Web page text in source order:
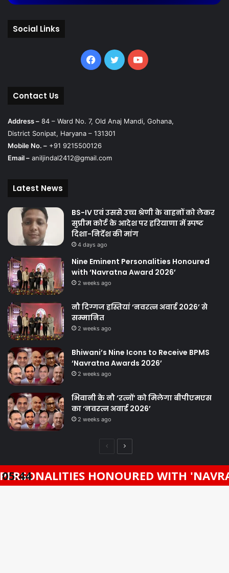
Social Links
Facebook
TwitterYouTube
Contact Us
Address – 84 – Ward No. 7, Old Anaj Mandi, Gohana,
District Sonipat, Haryana – 131301
Mobile No. – +91 9215500126
Email – aniljindal2412@gmail.com
Latest News
BS-IV एवं उससे उच्च श्रेणी के वाहनों को लेकर
सुप्रीम कोर्ट के आदेश पर हरियाणा में स्पष्ट
दिशा-निर्देश की मांग
4 days ago
Nine Eminent Personalities Honoured
with ‘Navratna Award 2026’
2 weeks ago
नौ दिग्गज हस्तियां ‘नवरत्न अवार्ड 2026’ से
सम्मानित
2 weeks ago
Bhiwani’s Nine Icons to Receive BPMS
‘Navratna Awards 2026’
2 weeks ago
भिवानी के नौ ‘रत्नों’ को मिलेगा बीपीएमएस
का ‘नवरत्न अवार्ड 2026’
2 weeks ago
PreviousNext
Facebook Twitter WhatsApp Telegram
HONOURED WITH 'NAVRATNA
05:44